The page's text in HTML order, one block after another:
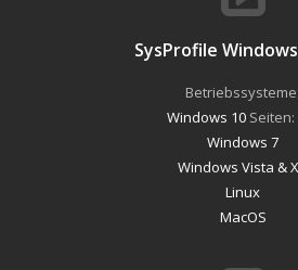
SysProfile
Betriebssysteme:
Windows 10Seiten:
Windows 7
Windows Vista &
Linux
MacOS